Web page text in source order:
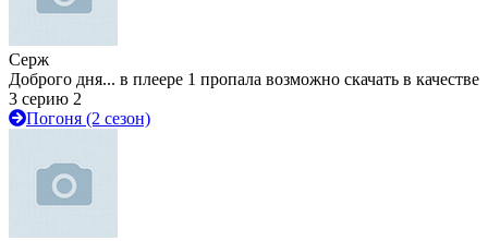
Серж
Доброго дня... в плеере 1 пропала возможно скачать в качестве
3 серию 2
Погоня (2 сезон)